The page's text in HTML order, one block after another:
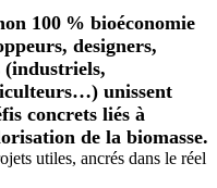
100 % bioéconomie
designers,
(industriels,
unissent
concrets liés à
de la biomasse.
utiles, ancrés dans le réel